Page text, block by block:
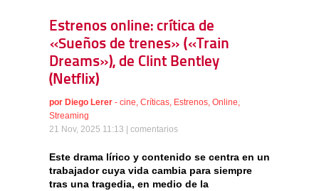
Estrenos online: crítica de
«Sueños de trenes» («Train
Dreams»), de Clint Bentley
(Netflix)
por Diego Lerer - cine, Críticas, Estrenos, Online,
Streaming
21 Nov, 2025 11:13 | comentarios
Este drama lírico y contenido se centra en un
trabajador cuya vida cambia para siempre
tras una tragedia, en medio de la